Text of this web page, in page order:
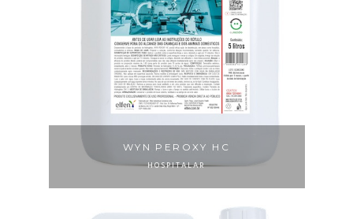
WYN PEROXY HC
HOSPITALAR